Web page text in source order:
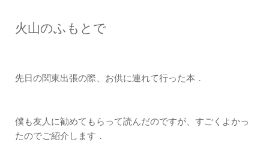
火山のふもとで
先日の関東出張の際、お供に連れて行った本．
僕も友人に勧めてもらって読んだのですが、すごくよかっ
たのでご紹介します．